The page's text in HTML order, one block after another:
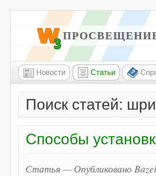
W3
Новости Статьи
Поиск статей:
Способы
Статья — Опубликовано